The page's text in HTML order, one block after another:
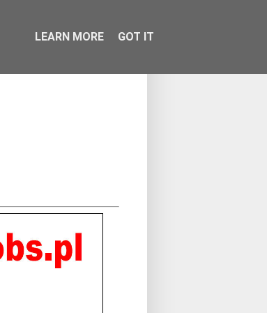
LEARN MORE GOT IT